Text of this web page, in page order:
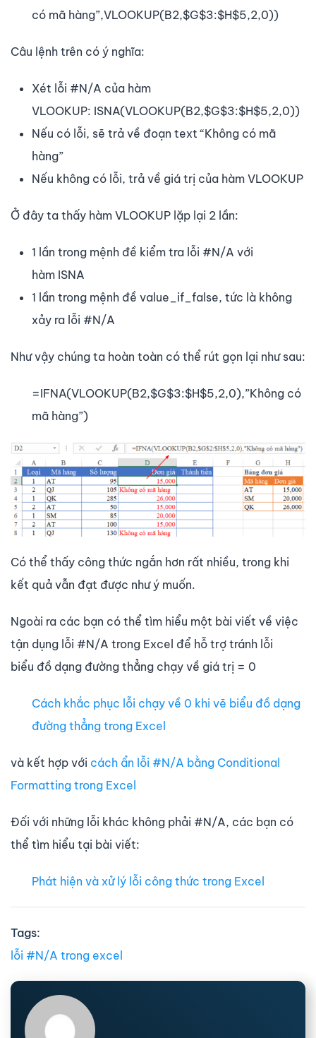
có mã hàng”,VLOOKUP(B2,$G$3:$H$5,2,0))
Câu lệnh trên có ý nghĩa:
Xét lỗi #N/A của hàm
VLOOKUP: ISNA(VLOOKUP(B2,$G$3:$H$5,2,0))
Nếu có lỗi, sẽ trả về đoạn text “Không có mã
hàng”
Nếu không có lỗi, trả về giá trị của hàm VLOOKUP
Ở đây ta thấy hàm VLOOKUP lặp lại 2 lần:
1 lần trong mệnh đề kiểm tra lỗi #N/A với
hàm ISNA
1 lần trong mệnh đề value_if_false, tức là không
xảy ra lỗi #N/A
Như vậy chúng ta hoàn toàn có thể rút gọn lại như sau:
=IFNA(VLOOKUP(B2,$G$3:$H$5,2,0),”Không có
mã hàng”)
Có thể thấy công thức ngắn hơn rất nhiều, trong khi
kết quả vẫn đạt được như ý muốn.
Ngoài ra các bạn có thể tìm hiểu một bài viết về việc
tận dụng lỗi #N/A trong Excel để hỗ trợ tránh lỗi
biểu đồ dạng đường thẳng chạy về giá trị = 0
Cách khắc phục lỗi chạy về 0 khi vẽ biểu đồ dạng
đường thẳng trong Excel
và kết hợp với cách ẩn lỗi #N/A bằng Conditional
Formatting trong Excel
Đối với những lỗi khác không phải #N/A, các bạn có
thể tìm hiểu tại bài viết:
Phát hiện và xử lý lỗi công thức trong Excel
Tags:
lỗi #N/A trong excel